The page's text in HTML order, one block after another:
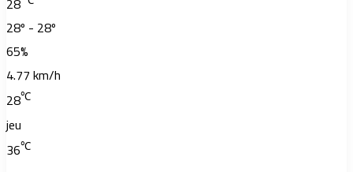
28º - 28º
65%
4.77 km/h
28℃
jeu
36℃